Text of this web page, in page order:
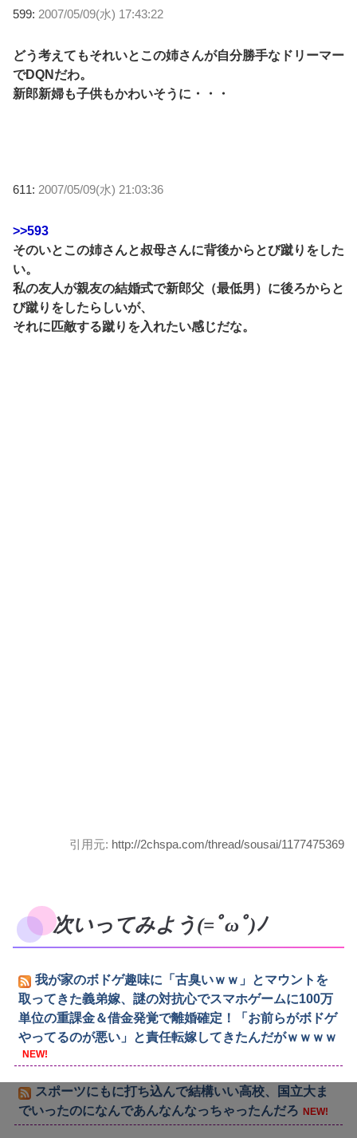
599: 2007/05/09(水) 17:43:22
どう考えてもそれいとこの姉さんが自分勝手なドリーマー
でDQNだわ。
新郎新婦も子供もかわいそうに・・・
611: 2007/05/09(水) 21:03:36
>>593
そのいとこの姉さんと叔母さんに背後からとび蹴りをした
い。
私の友人が親友の結婚式で新郎父（最低男）に後ろからと
び蹴りをしたらしいが、
それに匹敵する蹴りを入れたい感じだな。
引用元: http://2chspa.com/thread/sousai/1177475369
次いってみよう(=ﾟωﾟ)ﾉ
我が家のボドゲ趣味に「古臭いｗｗ」とマウントを
取ってきた義弟嫁、謎の対抗心でスマホゲームに100万
単位の重課金＆借金発覚で離婚確定！「お前らがボドゲ
やってるのが悪い」と責任転嫁してきたんだがｗｗｗｗ
NEW!
スポーツにもに打ち込んで結構いい高校、国立大ま
でいったのになんであんなんなっちゃったんだろ NEW!